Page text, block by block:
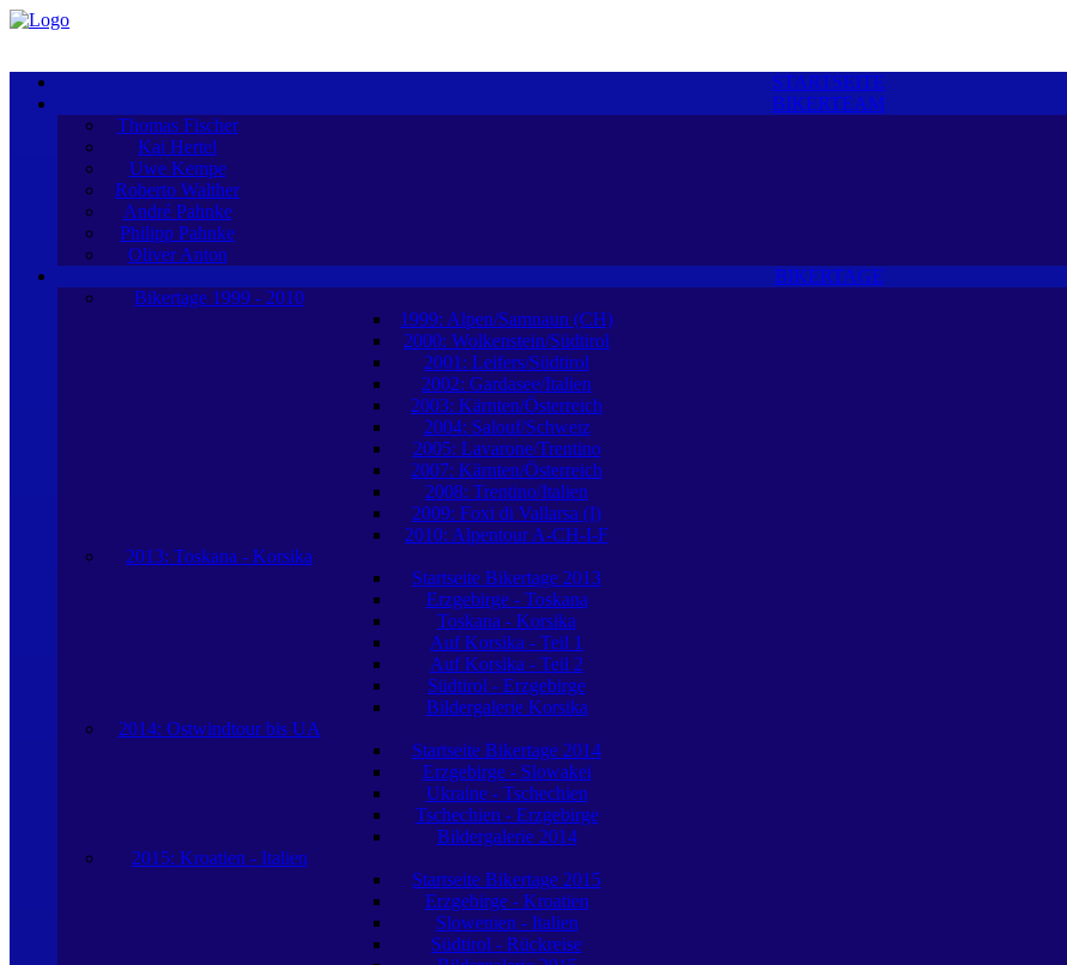
STARTSEITE
BIKERTEAM
Thomas Fischer
Kai Hertel
Uwe Kempe
Roberto Walther
André Pahnke
Philipp Pahnke
Oliver Anton
BIKERTAGE
Bikertage 1999 - 2010
1999: Alpen/Samnaun (CH)
2000: Wolkenstein/Südtirol
2001: Leifers/Südtirol
2002: Gardasee/Italien
2003: Kärnten/Österreich
2004: Salouf/Schweiz
2005: Lavarone/Trentino
2007: Kärnten/Österreich
2008: Trentino/Italien
2009: Foxi di Vallarsa (I)
2010: Alpentour A-CH-I-F
2013: Toskana - Korsika
Startseite Bikertage 2013
Erzgebirge - Toskana
Toskana - Korsika
Auf Korsika - Teil 1
Auf Korsika - Teil 2
Südtirol - Erzgebirge
Bildergalerie Korsika
2014: Ostwindtour bis UA
Startseite Bikertage 2014
Erzgebirge - Slowakei
Ukraine - Tschechien
Tschechien - Erzgebirge
Bildergalerie 2014
2015: Kroatien - Italien
Startseite Bikertage 2015
Erzgebirge - Kroatien
Slowenien - Italien
Südtirol - Rückreise